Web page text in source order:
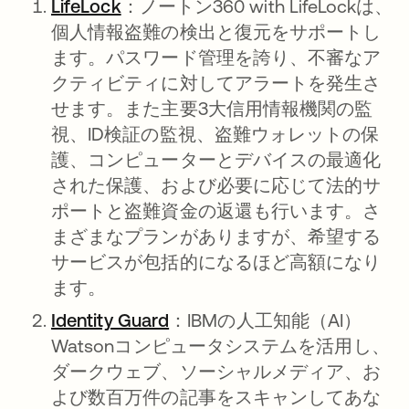
LifeLock 新しいタブで開く
：
ノートン360 with LifeLockは、
個人情報盗難の検出と復元をサポートし
ます。パスワード管理を誇り、不審なア
クティビティに対してアラートを発生さ
せます。また主要3大信用情報機関の監
視、ID検証の監視、盗難ウォレットの保
護、コンピューターとデバイスの最適化
された保護、および必要に応じて法的サ
ポートと盗難資金の返還も行います。さ
まざまなプランがありますが、希望する
サービスが包括的になるほど高額になり
ます。
Identity Guard 新しいタブで開く
：IBMの人工知能（AI）
Watsonコンピュータシステムを活用し、
ダークウェブ、ソーシャルメディア、お
よび数百万件の記事をスキャンしてあな